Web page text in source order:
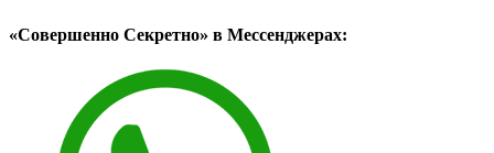
«Совершенно Секретно» в Мессенджерах: